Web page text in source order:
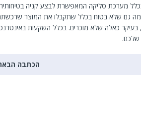
מערכת סליקה המאפשרת לבצע קניה
מה גם שלא בטוח בכלל שתקבלו את המוצר
בעיקר כאלה שלא מוכרים. בכלל השקעות
שלכם.
הכתבה